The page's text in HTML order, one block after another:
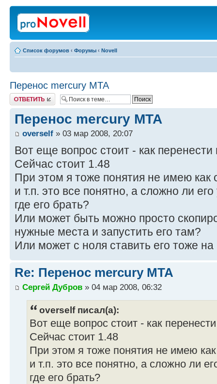
Список форумов ‹ Форумы ‹ Novell
Перенос mercury MTA
Ответить
Перенос mercury MTA
overself » 03 мар 2008, 20:07
Вот еще вопрос стоит - как
Сейчас стоит 1.48
При этом я тоже понятия не имею как
и т.п. это все понятно, а сложно ли
где его брать?
Или может быть можно просто
нужные места и запустить его там?
Или может с ноля ставить его тоже
Re: Перенос mercury MTA
Сергей Дубров » 04 мар 2008, 06:32
overself писал(а):
Вот еще вопрос стоит - как
Сейчас стоит 1.48
При этом я тоже понятия не имею
и т.п. это все понятно, а сложно ли
где его брать?